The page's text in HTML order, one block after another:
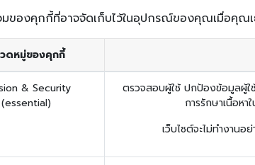
ของคุกกี้ที่อาจจัดเก็บไว้ในอุปกรณ์ของคุณเมื่อคุณเ
ดหมู่ของคุกกี้
& Security
(essential)
ตรวจสอบผู้ใช้ ปกป้องข้อมูลผู้ใ
การรักษาเนื้อห
เว็บไซต์จะไม่ทำงาน